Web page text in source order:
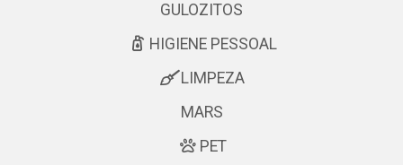
GULOZITOS
HIGIENE PESSOAL
LIMPEZA
MARS
PET